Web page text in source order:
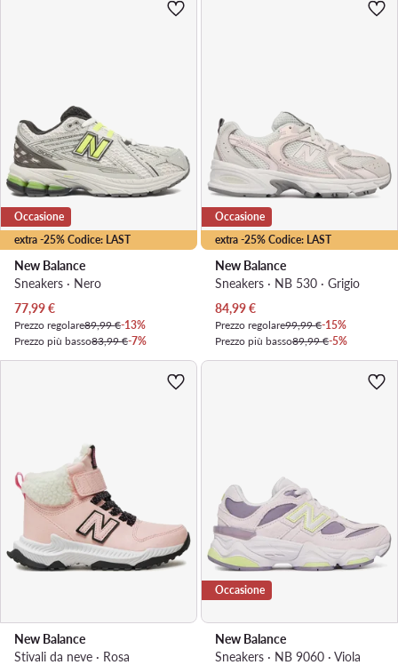
extra -25% Codice: LAST
Occasione
New Balance
Sneakers · Nero
Prezzo attuale
77,99€
Prezzo regolare89,99 €-13%
Prezzo più basso83,99 €-7%
extra -25% Codice: LAST
Occasione
New Balance
Sneakers · NB 530 · Grigio
Prezzo attuale
84,99€
Prezzo regolare99,99 €-15%
Prezzo più basso89,99 €-5%
New Balance
Stivali da neve · Rosa
Occasione
New Balance
Sneakers · NB 9060 · Viola